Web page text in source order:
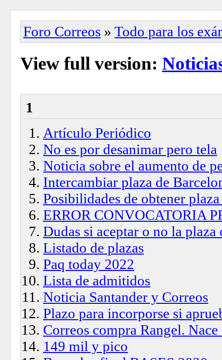
Foro Correos » Todo para los
View full version:
1
Artículo Periódico
No es por desanimar pero tela
Noticia sobre el aumento de
Intercambiar plaza de
Posibilidades de obtener
ERROR CONVOCATORIA
Dudas si aceptar o no la plaza
Listado de plazas
Paq today 2022
Lista de admitidos
Noticia Santander y Correos
Plazo para incorporse si
Correos compra Rangel.
149 mil y pico